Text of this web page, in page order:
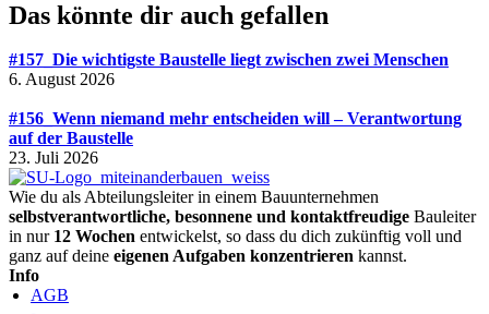
Das könnte dir auch gefallen
#157_Die wichtigste Baustelle liegt zwischen zwei Menschen
6. August 2026
#156_Wenn niemand mehr entscheiden will – Verantwortung
auf der Baustelle
23. Juli 2026
Wie du als Abteilungsleiter in einem Bauunternehmen
selbstverantwortliche, besonnene und kontaktfreudige Bauleiter
in nur 12 Wochen entwickelst, so dass du dich zukünftig voll und
ganz auf deine eigenen Aufgaben konzentrieren kannst.
Info
AGB